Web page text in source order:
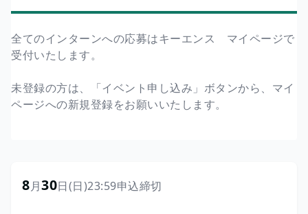
全てのインターンへの応募はキーエンス マイページで
受付いたします。
未登録の方は、「イベント申し込み」ボタンから、マイ
ページへの新規登録をお願いいたします。
8月30日(日)23:59申込締切